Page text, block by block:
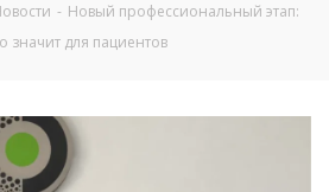
- Новый профессиональный этап:
значит для пациентов